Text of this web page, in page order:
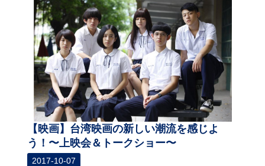
【映画】台湾映画の新しい潮流を感じよ
う！〜上映会＆トークショー〜
2017-10-07